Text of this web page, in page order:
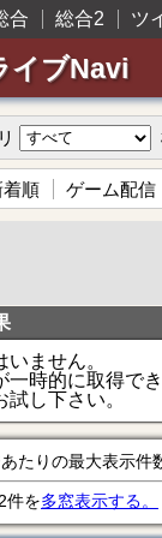
合 総合2 ツ
イブNavi
着順 ゲーム配信
ません。
一時的に取得で
し下さい。
たりの最大表示件
件を多窓表示する。